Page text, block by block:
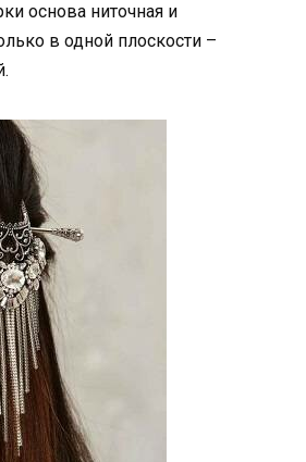
основа ниточная и
в одной плоскости –